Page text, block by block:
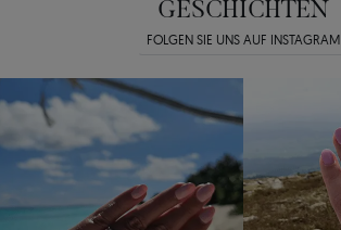
GESCHICHTEN
FOLGEN SIE UNS AUF INSTAGRAM